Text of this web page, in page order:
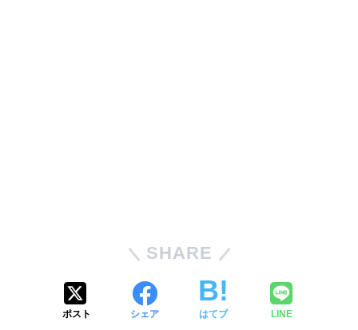
SHARE
ポスト シェア はてブ LINE